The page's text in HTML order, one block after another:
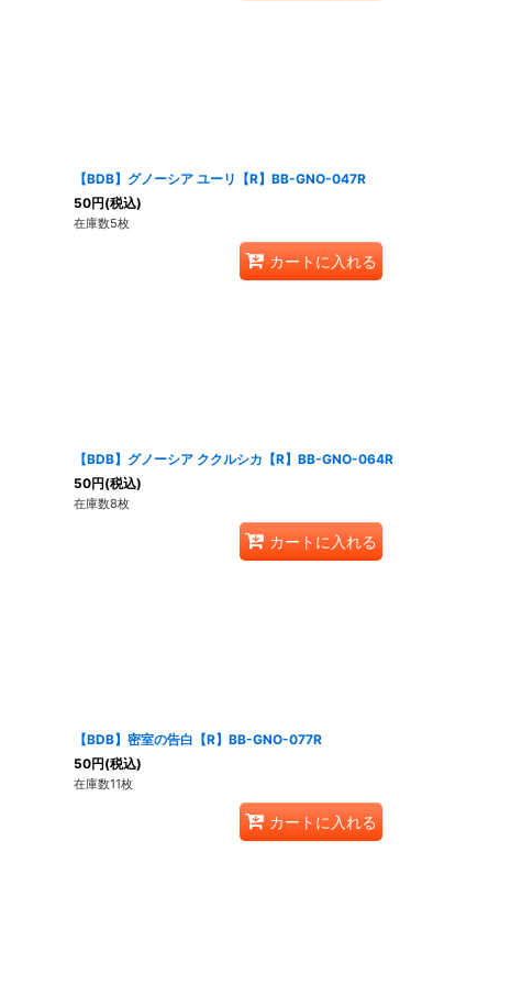
【BDB】グノーシア ユーリ【R】BB-GNO-047R
50円(税込)
在庫数5枚
カートに入れる
【BDB】グノーシア ククルシカ【R】BB-GNO-064R
50円(税込)
在庫数8枚
カートに入れる
【BDB】密室の告白【R】BB-GNO-077R
50円(税込)
在庫数11枚
カートに入れる